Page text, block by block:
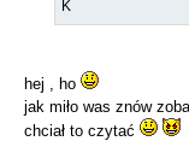
K
hej , ho
jak miło was znów
chciał to czytać